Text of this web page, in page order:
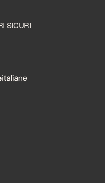
SICURI